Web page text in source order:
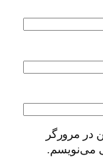
در مرورگر
می‌نویسم.